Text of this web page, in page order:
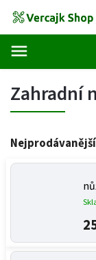
Zahradní
Nejprodávanější